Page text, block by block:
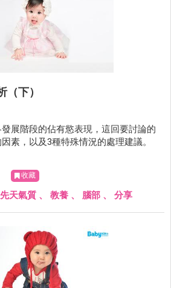
下）
展階段的佔有慾表現，這回要討論的
素，以及3種特殊情況的處理建議。
收藏
先天氣質 、 教養 、 腦部 、 分享